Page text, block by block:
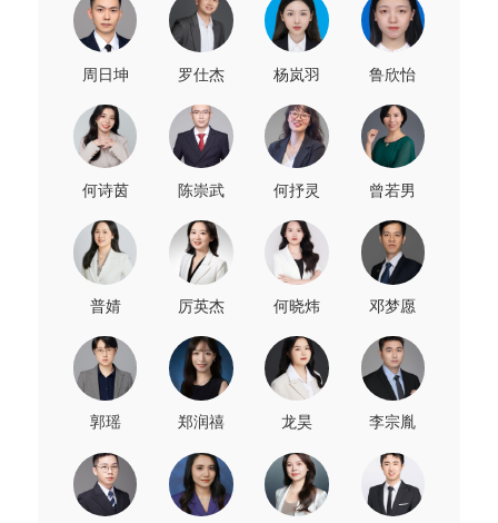
周日坤 罗仕杰 杨岚羽 鲁欣怡
何诗茵 陈崇武 何抒灵 曾若男
普婧 厉英杰 何晓炜 邓梦愿
郭瑶 郑润禧 龙昊 李宗胤